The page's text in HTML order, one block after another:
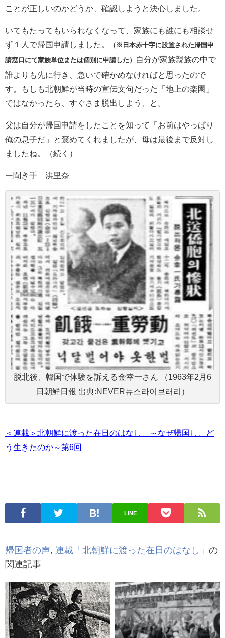
ことが正しいのかどうか、確認しようと決心しました。
いてもたってもいられなくなって、家族にも誰にも相談せ
ず１人で帰国申請しました。
（※日本赤十字に設置された帰国申
請窓口にて家族単位または個別に申請した）
自分が家族親族の中で
誰よりも先に行き、急いで確かめなければと思ったので
す。もしも北朝鮮が当時の宣伝文句だった「地上の楽園」
ではなかったら、すぐさま脱出しよう、と。
父は自分が帰国申請をしたことを知って「お前はやっぱり
俺の息子だ」と褒めてくれましたが、母は最後まで反対し
ましたね。（続く）
ー聞き手 洪里奈
脱北後、韓国で体験を訴える金幸一さん （1963年2月6
日朝鮮日報 出典:NEVER뉴스라이브러리）
＜連載＞北朝鮮に渡った在日のはなし ～なぜ帰国し、ど
う生きたのか～第6回
LINE
帰国者の声, 連載「北朝鮮に渡った在日のはなし」 の
関連記事